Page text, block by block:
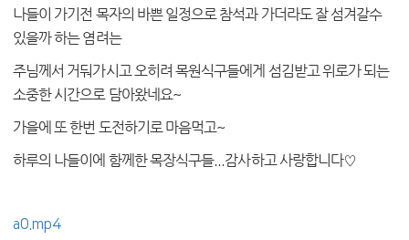
나들이 가기전 목자의 바쁜 일정으로 참석과 가더라도 잘 섬겨갈수
있을까 하는 염려는
주님께서 거둬가시고 오히려 목원식구들에게 섬김받고 위로가 되는
소중한 시간으로 담아왔네요~
가을에 또 한번 도전하기로 마음먹고~
하루의 나들이에 함께한 목장식구들...감사하고 사랑합니다♡
a0.mp4